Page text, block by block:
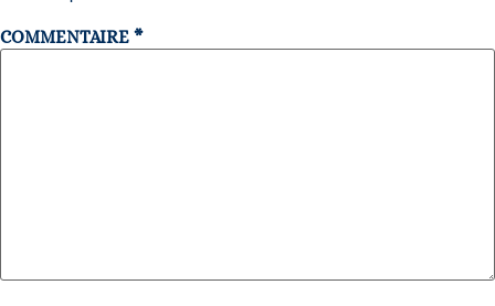
COMMENTAIRE *